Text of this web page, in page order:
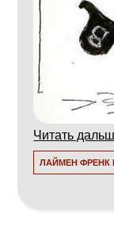
Читать
ЛАЙМЕН ФРЕНК